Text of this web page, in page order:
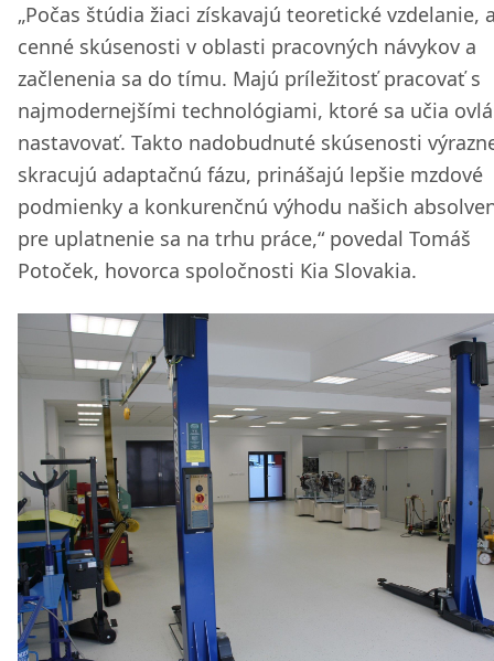
„Počas štúdia žiaci získavajú teoretické vzdelanie,
cenné skúsenosti v oblasti pracovných návykov a
začlenenia sa do tímu. Majú príležitosť pracovať s
najmodernejšími technológiami, ktoré sa učia
nastavovať. Takto nadobudnuté skúsenosti
skracujú adaptačnú fázu, prinášajú lepšie mzdové
podmienky a konkurenčnú výhodu našich
pre uplatnenie sa na trhu práce,“ povedal Tomáš
Potoček, hovorca spoločnosti Kia Slovakia.